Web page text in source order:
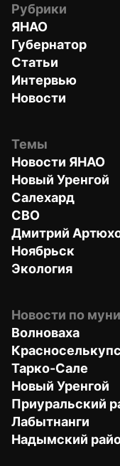
Рубрики
ЯНАО
Губернатор
Статьи
Интервью
Новости
Темы
Новости ЯНАО
Новый Уренгой
Салехард
СВО
Дмитрий
Ноябрьск
Экология
Новости по
Волноваха
Тарко-Сале
Новый Уренгой
Приуральский
Лабытнанги
Надымский